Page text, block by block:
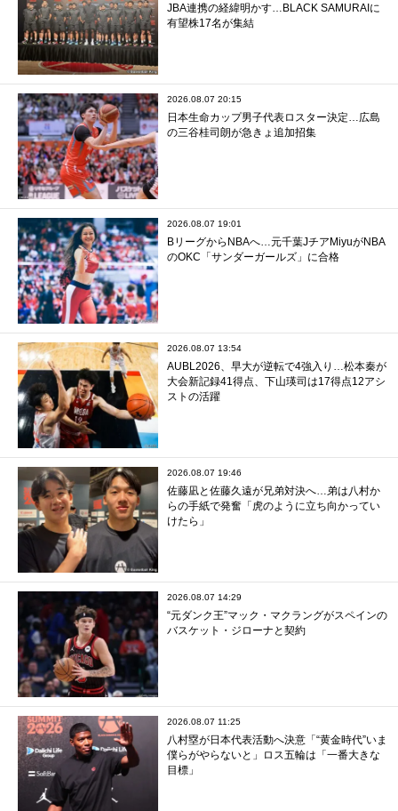
JBA連携の経緯明かす…BLACK SAMURAIに
有望株17名が集結
2026.08.07 20:15
日本生命カップ男子代表ロスター決定…広島
の三谷桂司朗が急きょ追加招集
2026.08.07 19:01
BリーグからNBAへ…元千葉JチアMiyuがNBA
のOKC「サンダーガールズ」に合格
2026.08.07 13:54
AUBL2026、早大が逆転で4強入り…松本秦が
大会新記録41得点、下山瑛司は17得点12アシ
ストの活躍
2026.08.07 19:46
佐藤凪と佐藤久遠が兄弟対決へ…弟は八村か
らの手紙で発奮「虎のように立ち向かってい
けたら」
2026.08.07 14:29
“元ダンク王”マック・マクラングがスペインの
バスケット・ジローナと契約
2026.08.07 11:25
八村塁が日本代表活動へ決意「“黄金時代”いま
僕らがやらないと」ロス五輪は「一番大きな
目標」